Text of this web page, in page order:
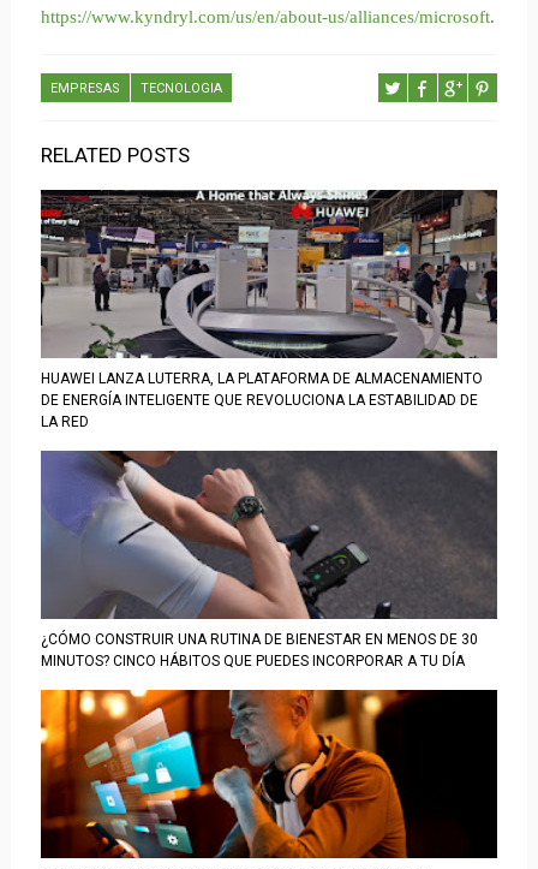
https://www.kyndryl.com/us/en/about-us/alliances/microsoft.
EMPRESAS TECNOLOGIA
RELATED POSTS
HUAWEI LANZA LUTERRA, LA PLATAFORMA DE ALMACENAMIENTO
DE ENERGÍA INTELIGENTE QUE REVOLUCIONA LA ESTABILIDAD DE
LA RED
¿CÓMO CONSTRUIR UNA RUTINA DE BIENESTAR EN MENOS DE 30
MINUTOS? CINCO HÁBITOS QUE PUEDES INCORPORAR A TU DÍA